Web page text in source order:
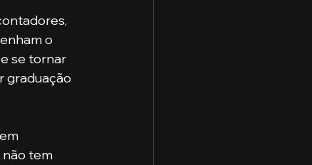
o
se tornar
graduação
não tem